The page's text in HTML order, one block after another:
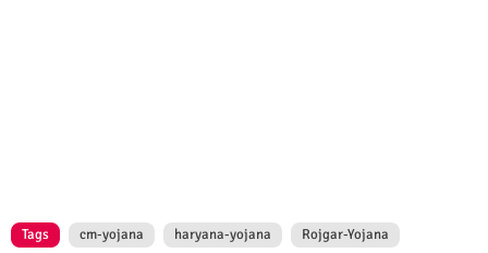
Tags cm-yojana haryana-yojana
Rojgar-Yojana